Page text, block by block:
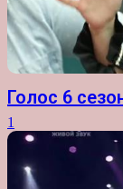
Голос 6
1